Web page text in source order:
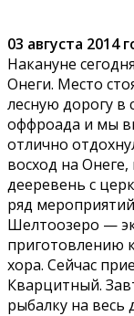
03 августа 2014
Накануне
Онеги. Место
лесную дорогу в
оффроада и мы
отлично
восход на
дееревень с
ряд
Шелтоозеро —
приготовлению
хора. Сейчас
Кварцитный.
рыбалку на весь